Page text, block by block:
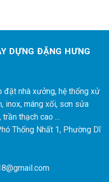
DỰNG ĐẶNG HƯNG
nhà xưởng, hệ thống xử
inox, máng xối, sơn sửa
thạch cao ...
Thống Nhất 1, Phường Dĩ